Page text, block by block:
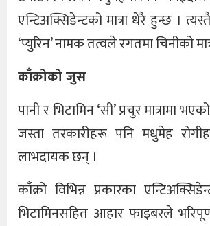
एन्टिअक्सिडेन्टको मात्रा धेरै हुन्छ ।
‘प्युरिन’ नामक तत्वले रगतमा चिनीको
काँक्रोको जुस
पानी र भिटामिन ‘सी’ प्रचुर मात्रामा
जस्ता तरकारीहरू पनि मधुमेह
लाभदायक छन् ।
काँक्रो विभिन्न प्रकारका
भिटामिनसहित आहार फाइबरले